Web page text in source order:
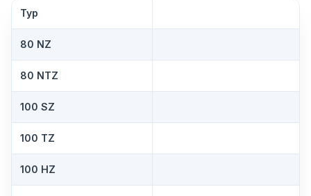
Typ
80 NZ
80 NTZ
100 SZ
100 TZ
100 HZ